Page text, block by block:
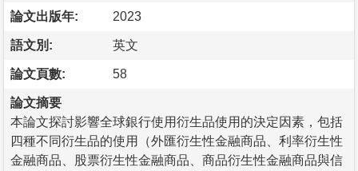
論文出版年: 2023
語文別: 英文
論文頁數: 58
論文摘要
本論文探討影響全球銀行使用衍生品使用的決定因素，包括
四種不同衍生品的使用（外匯衍生性金融商品、利率衍生性
金融商品、股票衍生性金融商品、商品衍生性金融商品與信